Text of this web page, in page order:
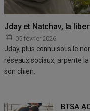
Jday et Natchav, la
05 février 2026
Jday, plus connu sous le
réseaux sociaux, arpente
son chien.
BTSA